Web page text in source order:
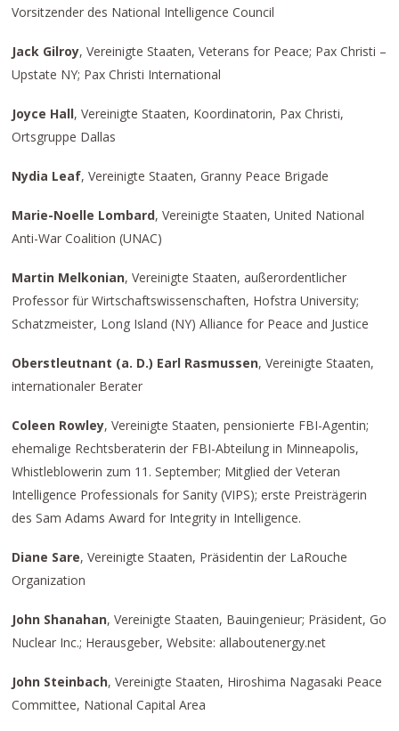
Vorsitzender des National Intelligence Council
Jack Gilroy, Vereinigte Staaten, Veterans for Peace; Pax Christi –
Upstate NY; Pax Christi International
Joyce Hall, Vereinigte Staaten, Koordinatorin, Pax Christi,
Ortsgruppe Dallas
Nydia Leaf, Vereinigte Staaten, Granny Peace Brigade
Marie-Noelle Lombard, Vereinigte Staaten, United National
Anti-War Coalition (UNAC)
Martin Melkonian, Vereinigte Staaten, außerordentlicher
Professor für Wirtschaftswissenschaften, Hofstra University;
Schatzmeister, Long Island (NY) Alliance for Peace and Justice
Oberstleutnant (a. D.) Earl Rasmussen, Vereinigte Staaten,
internationaler Berater
Coleen Rowley, Vereinigte Staaten, pensionierte FBI-Agentin;
ehemalige Rechtsberaterin der FBI-Abteilung in Minneapolis,
Whistleblowerin zum 11. September; Mitglied der Veteran
Intelligence Professionals for Sanity (VIPS); erste Preisträgerin
des Sam Adams Award for Integrity in Intelligence.
Diane Sare, Vereinigte Staaten, Präsidentin der LaRouche
Organization
John Shanahan, Vereinigte Staaten, Bauingenieur; Präsident, Go
Nuclear Inc.; Herausgeber, Website: allaboutenergy.net
John Steinbach, Vereinigte Staaten, Hiroshima Nagasaki Peace
Committee, National Capital Area